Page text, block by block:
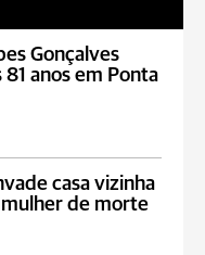
Gonçalves
81 anos em Ponta
casa vizinha
mulher de morte